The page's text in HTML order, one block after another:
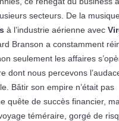
secteurs. De la
à l’industrie aérienne avec
Branson a constamment
seulement les affaires
dont nous percevons
Bâtir son empire n’était pas
quête de succès financier,
téméraire, gorgé de